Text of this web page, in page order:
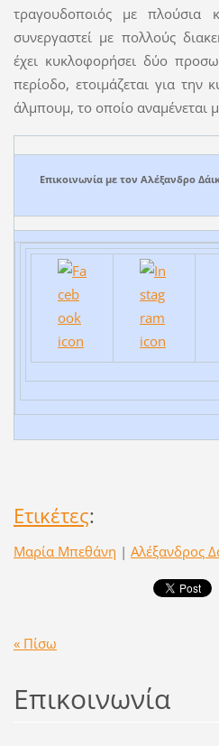
τραγουδοποιός με πλούσια
συνεργαστεί με πολλούς
έχει κυκλοφορήσει δύο
περίοδο, ετοιμάζεται για την
άλμπουμ, το οποίο αναμένεται
Επικοινωνία με τον Αλέξανδρο
Ετικέτες:
Μαρία Μπεθάνη | Αλέξανδρος
« Πίσω
Επικοινωνία